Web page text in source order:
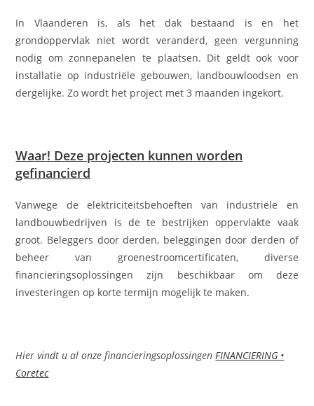
In Vlaanderen is, als het dak bestaand is en het
grondoppervlak niet wordt veranderd, geen vergunning
nodig om zonnepanelen te plaatsen. Dit geldt ook voor
installatie op industriële gebouwen, landbouwloodsen en
dergelijke. Zo wordt het project met 3 maanden ingekort.
Waar! Deze projecten kunnen worden
gefinancierd
Vanwege de elektriciteitsbehoeften van industriële en
landbouwbedrijven is de te bestrijken oppervlakte vaak
groot. Beleggers door derden, beleggingen door derden of
beheer van groenestroomcertificaten, diverse
financieringsoplossingen zijn beschikbaar om deze
investeringen op korte termijn mogelijk te maken.
Hier vindt u al onze financieringsoplossingenFINANCIERING •
Coretec